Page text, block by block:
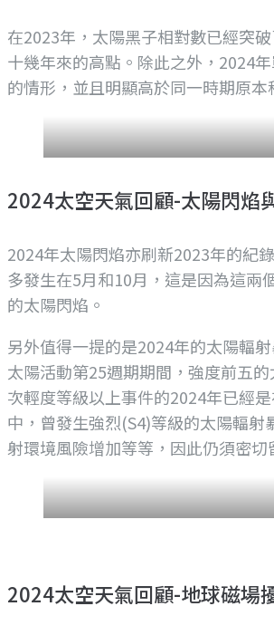
在2023年，太陽黑子相對數已經突
十幾年來的高點。除此之外，2024
的情形，並且明顯高於同一時期原
2024太空天氣回顧-太陽閃焰
2024年太陽閃焰亦刷新2023年的紀
多發生在5月和10月，這是因為這兩
的太陽閃焰。
另外值得一提的是2024年的太陽輻
太陽活動第25週期期間，強度前五
次輕度等級以上事件的2024年已經
中，曾發生強烈(S4)等級的太陽輻
射環境風險增加等等，因此仍須密
2024太空天氣回顧-地球磁場